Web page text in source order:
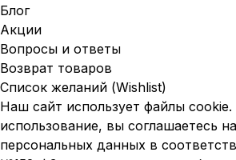
Блог
Акции
Вопросы и ответы
Возврат товаров
Список желаний (Wishlist)
Наш сайт использует файлы
использование, вы соглашаетесь
персональных данных в